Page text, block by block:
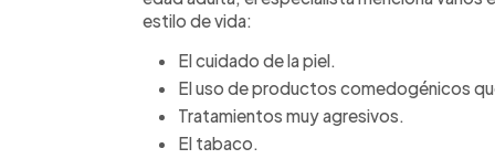
estilo de vida:
El cuidado de la piel.
El uso de productos comedogénicos
Tratamientos muy agresivos.
El tabaco.